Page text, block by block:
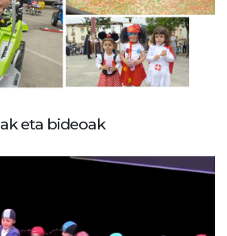
eta bideoak